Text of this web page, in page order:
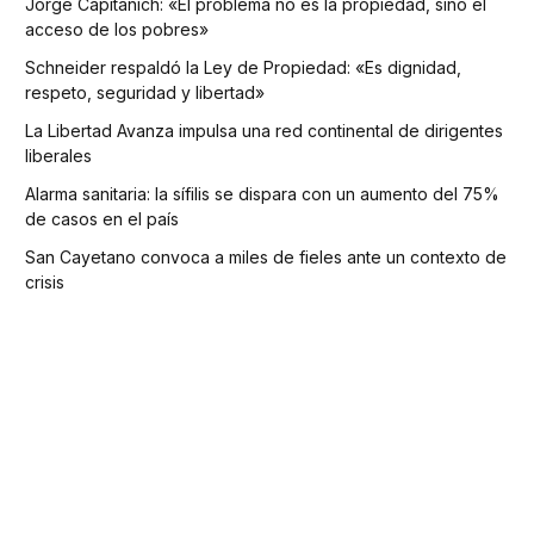
acceso de los pobres»
Schneider respaldó la Ley de Propiedad: «Es dignidad,
respeto, seguridad y libertad»
La Libertad Avanza impulsa una red continental de dirigentes
liberales
Alarma sanitaria: la sífilis se dispara con un aumento del 75%
de casos en el país
San Cayetano convoca a miles de fieles ante un contexto de
crisis